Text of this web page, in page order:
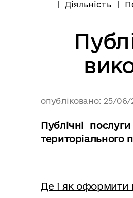
Діяльність
опубліковано: 25/06/
Публічні
територіального
Де і як оформити